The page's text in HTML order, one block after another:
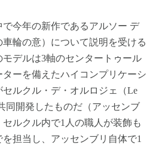
今年の新作であるアルソー デ
輪の意）について説明を受ける
デルは3軸のセンタートゥール
ーを備えたハイコンプリケーシ
セルクル・デ・オルロジェ（Le
同開発したものだ（アッセンブ
ルクル内で1人の職人が装飾も
担当し、アッセンブリ自体で1